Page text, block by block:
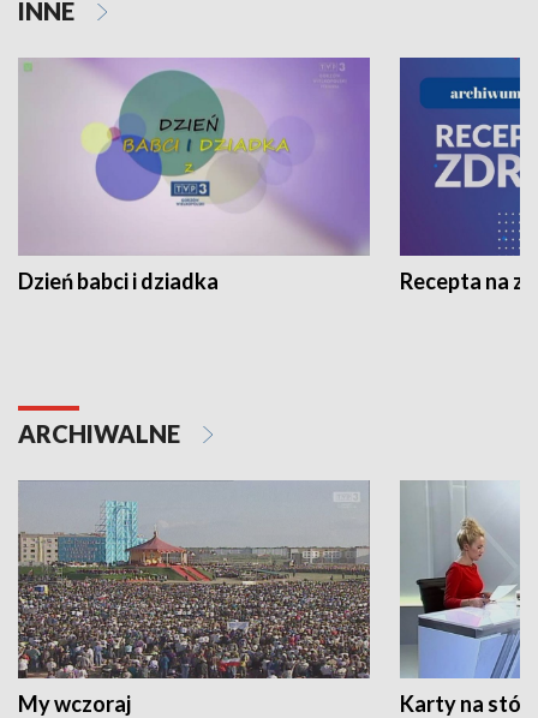
INNE
Dzień babci i dziadka Recepta na
ARCHIWALNE
My wczoraj Karty na